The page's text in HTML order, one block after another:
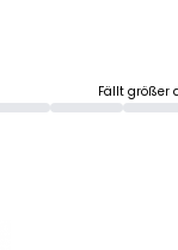
Fällt größer